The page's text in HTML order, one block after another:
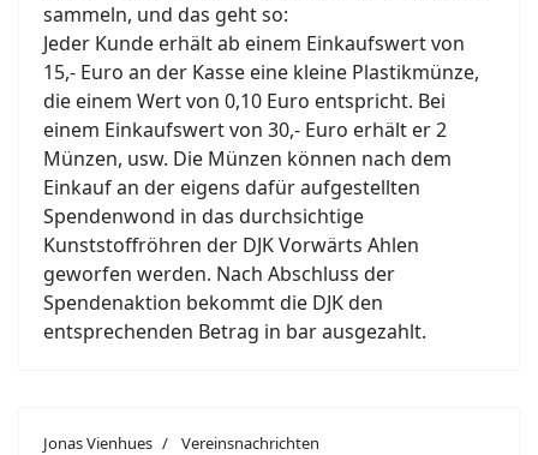
sammeln, und das geht so:
Jeder Kunde erhält ab einem Einkaufswert von
15,- Euro an der Kasse eine kleine Plastikmünze,
die einem Wert von 0,10 Euro entspricht. Bei
einem Einkaufswert von 30,- Euro erhält er 2
Münzen, usw. Die Münzen können nach dem
Einkauf an der eigens dafür aufgestellten
Spendenwond in das durchsichtige
Kunststoffröhren der DJK Vorwärts Ahlen
geworfen werden. Nach Abschluss der
Spendenaktion bekommt die DJK den
entsprechenden Betrag in bar ausgezahlt.
Jonas Vienhues Vereinsnachrichten